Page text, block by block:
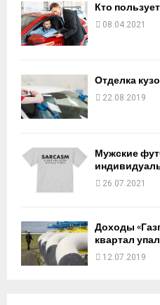
Кто
08.04.2021
Отделка
22.08.2019
Мужские
26.07.2021
Доходы
квартал
12.07.2019